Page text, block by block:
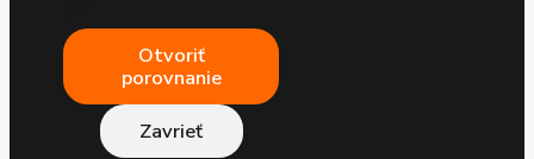
Otvoriť
porovnanie
Zavrieť